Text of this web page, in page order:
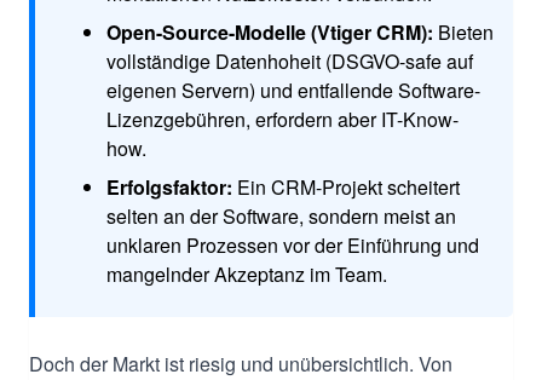
Open-Source-Modelle (Vtiger CRM): Bieten
vollständige Datenhoheit (DSGVO-safe auf
eigenen Servern) und entfallende Software-
Lizenzgebühren, erfordern aber IT-Know-
how.
Erfolgsfaktor: Ein CRM-Projekt scheitert
selten an der Software, sondern meist an
unklaren Prozessen vor der Einführung und
mangelnder Akzeptanz im Team.
Doch der Markt ist riesig und unübersichtlich. Von